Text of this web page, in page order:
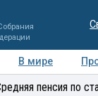
В мире
пенсия по